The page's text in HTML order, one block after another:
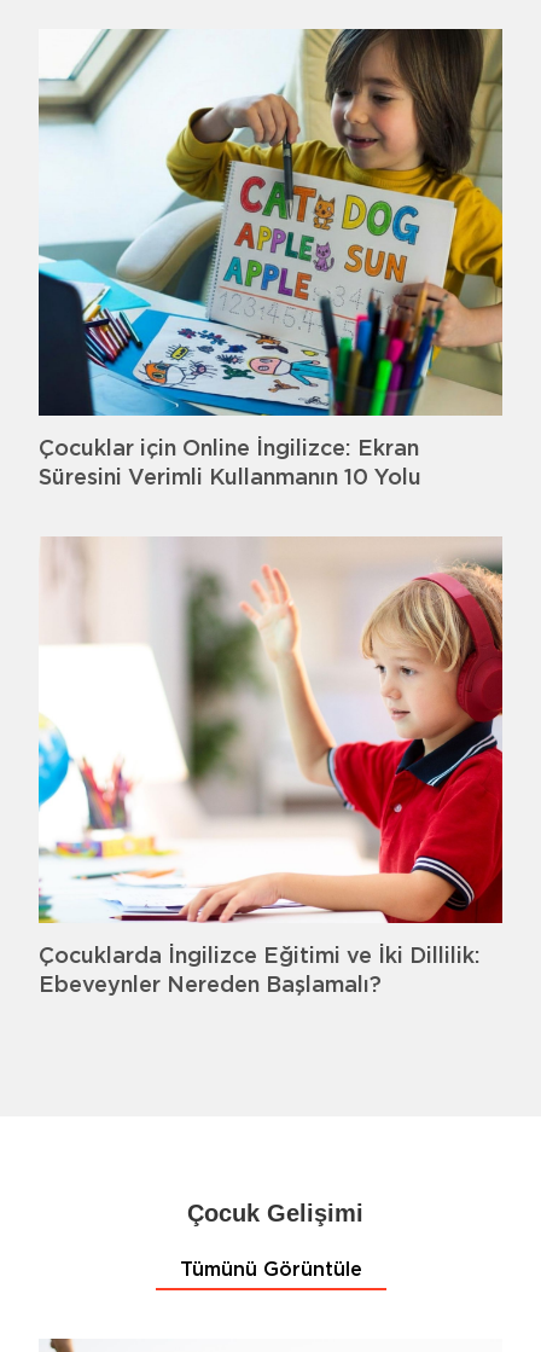
Çocuklar için Online İngilizce: Ekran
Süresini Verimli Kullanmanın 10 Yolu
Çocuklarda İngilizce Eğitimi ve İki Dillilik:
Ebeveynler Nereden Başlamalı?
Çocuk Gelişimi
Tümünü Görüntüle